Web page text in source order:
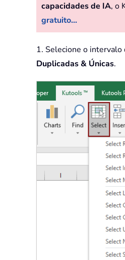
capacidades de IA, o
gratuito...
1. Selecione o
Duplicadas & Únicas.